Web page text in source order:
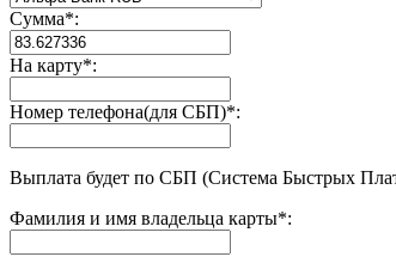
Сумма*:
На карту*:
Номер телефона(для СБП)*:
Выплата будет по СБП (Система Быстрых
Фамилия и имя владельца карты*: